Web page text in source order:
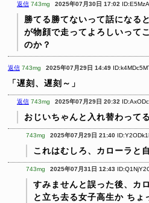
返信 743mg 2025年07月30日 17:02
勝てる勝てないって話になる
が物顔で走ってよろしいって
のか？
返信 743mg 2025年07月29日 14:49
「遅刻、遅刻～」
返信 743mg 2025年07月29日 20:32
おじいちゃんと入れ替わって
743mg 2025年07月29日 21:40
これはむしろ、カローラと
743mg 2025年07月31日 12:43
すみませんと誤った後、カ
と立ち去る女子高生か ちょ